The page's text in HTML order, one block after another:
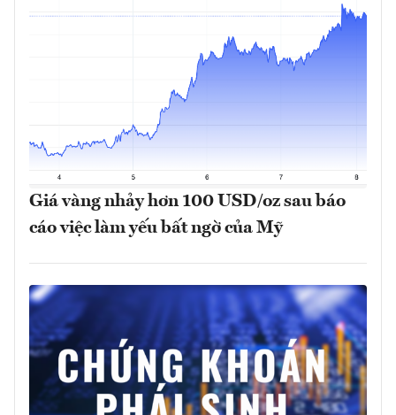
Giá vàng nhảy hơn 100 USD/oz sau báo
cáo việc làm yếu bất ngờ của Mỹ